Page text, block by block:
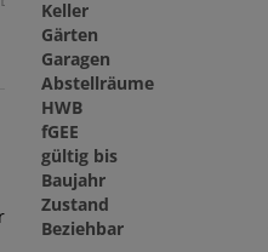
Keller
Gärten
Garagen
Abstellräume
HWB
fGEE
gültig bis
Baujahr
Zustand
Beziehbar